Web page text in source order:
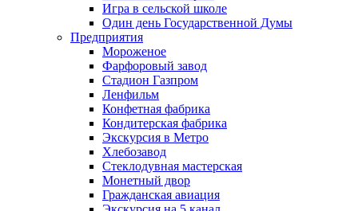
Игра в сельской школе
Один день Государственной Думы
Предприятия
Мороженое
Фарфоровый завод
Стадион Газпром
Ленфильм
Конфетная фабрика
Кондитерская фабрика
Экскурсия в Метро
Хлебозавод
Стеклодувная мастерская
Монетный двор
Гражданская авиация